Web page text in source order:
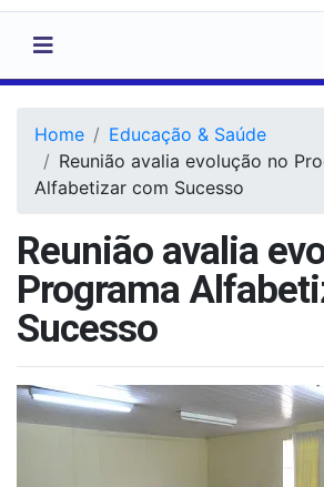
Home
Educação & Saúde
Reunião avalia evolução no
Alfabetizar com Sucesso
Reunião avalia
Programa
Sucesso